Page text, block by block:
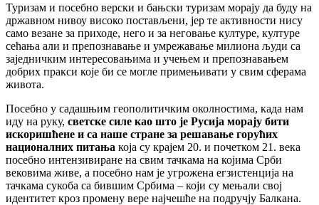
Туризам и посебно верски и бањски туризам морају да буду на
државном нивоу високо постављени, јер те активности нису
само везане за приходе, него и за неговање културе, културе
сећања али и препознавање и умрежавање милиона људи са
заједничким интересовањима и учењем и препознавањем
добрих пракси које би се могле примењивати у свим сферама
живота.
Посебно у садашњим геополитичким околностима, када нам
иду на руку, светске силе као што је Русија морају бити
искоришћене и са наше стране за решавање горућих
националних питања која су крајем 20. и почетком 21. века
посебно интензивиране на свим тачкама на којима Срби
вековима живе, а посебно нам је угрожена егзистенција на
тачкама сукоба са бившим Србима – који су мењали свој
идентитет кроз промену вере најчешће на подручју Балкана.